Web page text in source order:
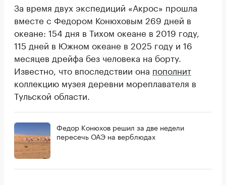
За время двух экспедиций «Акрос» прошла
вместе с Федором Конюховым 269 дней в
океане: 154 дня в Тихом океане в 2019 году,
115 дней в Южном океане в 2025 году и 16
месяцев дрейфа без человека на борту.
Известно, что впоследствии она пополнит
коллекцию музея деревни мореплавателя в
Тульской области.
Федор Конюхов решил за две недели
пересечь ОАЭ на верблюдах